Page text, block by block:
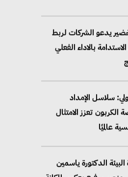
يدعو الشركات لربط
بالاداء الفعلي
سلاسل الإمداد
الكربون تعزز الامتثال
عالميًا
الدكتورة ياسمين